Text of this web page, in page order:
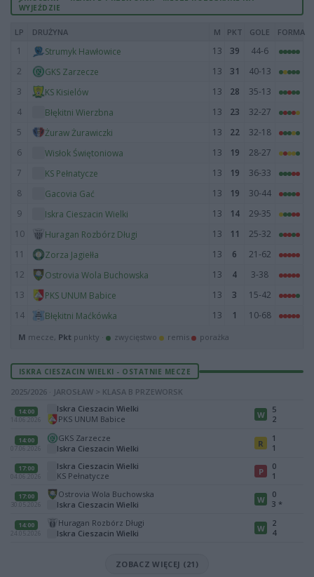
WYJEŹDZIE
LP DRUŻYNA M PKT GOLE FORMA
1 Strumyk Hawłowice 13 39
44-6
2
GKS Zarzecze 13 31
40-13
3
KS Kisielów 13 28
35-13
4
Błękitni Wierzbna 13 23
32-27
5
Żuraw Żurawiczki 13 22
32-18
6
Wisłok Świętoniowa 13 19
28-27
7
KS Pełnatycze 13 19
36-33
8
Gacovia Gać 13 19
30-44
9
Iskra Cieszacin Wielki 13 14
29-35
10
Huragan Rozbórz Długi 13 11
25-32
11
Zorza Jagiełła 13 6
21-62
12
Ostrovia Wola Buchowska 13 4
3-38
13
PKS UNUM Babice 13 3
15-42
14
Błękitni Maćkówka 13 1 10-68
M mecze, Pkt punkty · zwycięstwo remis porażka
ISKRA CIESZACIN WIELKI - OSTATNIE MECZE
2025/2026 · JAROSŁAW > KLASA B PRZEWORSK
14:00
14.06.2026
Iskra Cieszacin Wielki
PKS UNUM Babice
W
5
2
14:00
07.06.2026
GKS Zarzecze
Iskra Cieszacin Wielki
R
1
1
17:00
04.06.2026
Iskra Cieszacin Wielki
KS Pełnatycze
P
0
1
17:00
30.05.2026
Ostrovia Wola Buchowska
Iskra Cieszacin Wielki
W
0
3 *
14:00
24.05.2026
Huragan Rozbórz Długi
Iskra Cieszacin Wielki
W
2
4
ZOBACZ WIĘCEJ (21)